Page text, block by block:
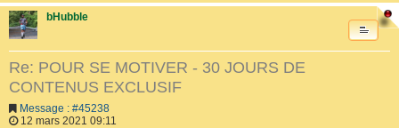
bHubble
Re: POUR SE MOTIVER - 30 JOURS DE
CONTENUS EXCLUSIF
Message : #45238
12 mars 2021 09:11